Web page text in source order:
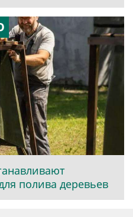
полива деревьев